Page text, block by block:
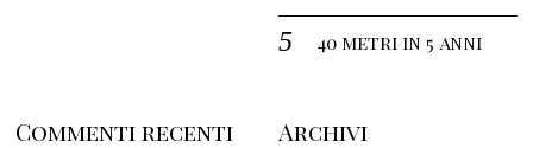
40 metri in 5 anni
Commenti recenti Archivi